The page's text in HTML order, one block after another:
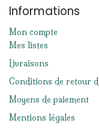
Informations
Mon compte
Mes listes
Livraisons
Conditions de retour
Moyens de paiement
Mentions légales